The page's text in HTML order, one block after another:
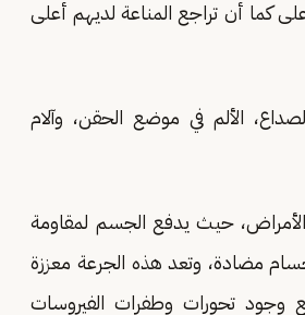
كما أن تراجع المناعة لديهم أعلى
الألم في موضع الحقن، وآلام
حيث يدفع الجسم لمقاومة
مضادة، وتعد هذه الجرعة معززة
وجود تحورات وطفرات الفيروسات